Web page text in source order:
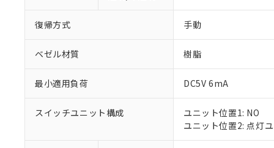
復帰方式 手動
ベゼル材質 樹脂
最小適用負荷 DC5V 6mA
スイッチユニット構成
ユニット位置1: NO
ユニット位置2: 点灯